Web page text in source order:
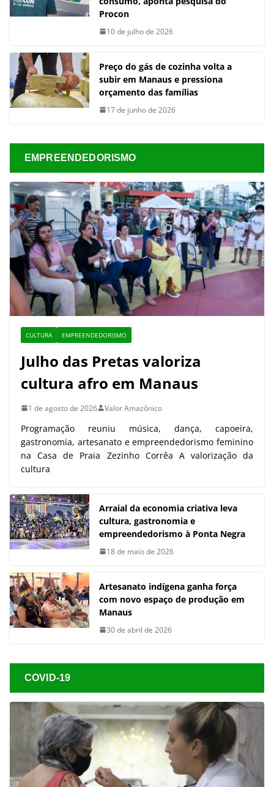
Procon
10 de julho de 2026
Preço do gás de cozinha volta a
subir em Manaus e pressiona
orçamento das famílias
17 de junho de 2026
EMPREENDEDORISMO
CULTURA EMPREENDEDORISMO
Julho das Pretas valoriza
cultura afro em Manaus
1 de agosto de 2026 Valor Amazônico
Programação reuniu música, dança, capoeira,
gastronomia, artesanato e empreendedorismo feminino
na Casa de Praia Zezinho Corrêa A valorização da
cultura
Arraial da economia criativa leva
cultura, gastronomia e
empreendedorismo à Ponta Negra
18 de maio de 2026
Artesanato indígena ganha força
com novo espaço de produção em
Manaus
30 de abril de 2026
COVID-19